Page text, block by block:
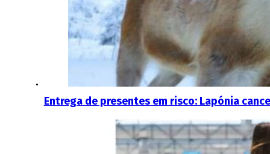
Entrega de presentes em risco: Lapónia